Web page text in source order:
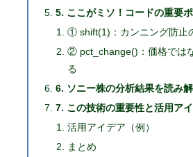
5. ここがミソ！コードの重要
① shift(1)：カンニング防止
② pct_change()：価格では
る
6. ソニー株の分析結果を読み解
7. この技術の重要性と活用ア
活用アイデア（例）
まとめ